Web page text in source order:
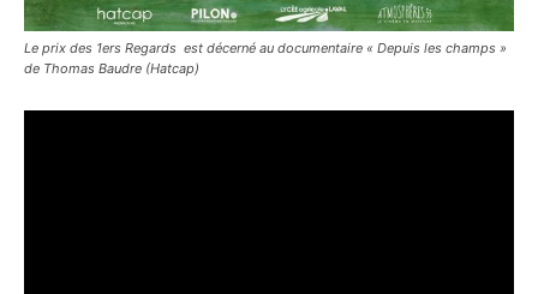
Le prix des 1ers Regards est décerné au documentaire « Depuis les champs »
de Thomas Baudre (Hatcap)